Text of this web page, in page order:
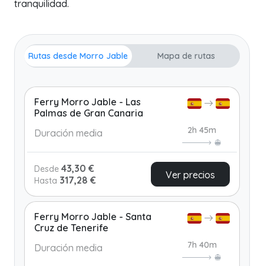
tranquilidad.
Rutas desde Morro Jable Mapa de rutas
Ferry Morro Jable - Las
Palmas de Gran Canaria
Duración media
2h 45m
Desde 43,30 €
Hasta 317,28 € Ver precios
Ferry Morro Jable - Santa
Cruz de Tenerife
Duración media
7h 40m